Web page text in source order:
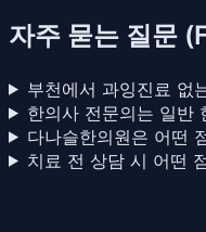
자주 묻는 질문
부천에서 과잉진료 없
한의사 전문의는 일반
다나슬한의원은 어떤
치료 전 상담 시 어떤